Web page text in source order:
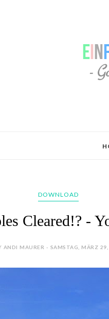
DOWNLOAD
Cleared!? -
ANDI MAURER - SAMSTAG, MÄRZ